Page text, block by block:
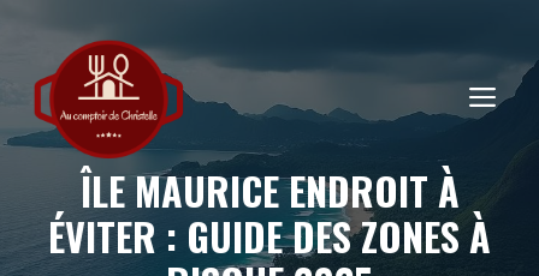
contenu
ÎLE MAURICE ENDROIT À
ÉVITER : GUIDE DES ZONES À